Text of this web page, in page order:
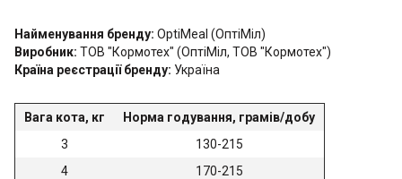
Найменування бренду: OptiMeal (ОптіМіл)
Виробник: ТОВ "Кормотех" (ОптіМіл, ТОВ "Кормотех")
Країна реєстрації бренду: Україна
Вага кота, кг
Норма годування, грамів/добу
3
130-215
4
170-215